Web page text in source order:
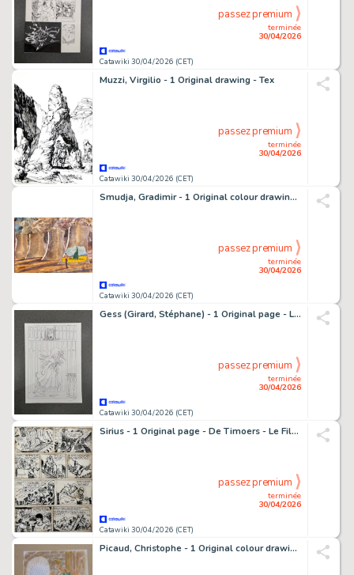
Catawiki 30/04/2026 (CET)
terminée
30/04/2026
passez premium
Muzzi, Virgilio - 1 Original drawing - Tex
Catawiki 30/04/2026 (CET)
terminée
30/04/2026
passez premium
Smudja, Gradimir - 1 Original colour drawing - Van Gogh
Catawiki 30/04/2026 (CET)
terminée
30/04/2026
passez premium
Gess (Girard, Stéphane) - 1 Original page - Les contes de la Pieuvre T3 - Célestin et le cœur de Vendrezanne - 2021
Catawiki 30/04/2026 (CET)
terminée
30/04/2026
passez premium
Sirius - 1 Original page - De Timoers - Le Fils du Croisé - De zoon van de kruisvaarder - 1966
Catawiki 30/04/2026 (CET)
terminée
30/04/2026
passez premium
Picaud, Christophe - 1 Original colour drawing - L'assassin royal - Célebrité - 2013